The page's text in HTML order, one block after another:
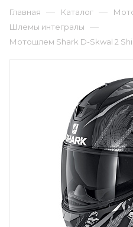
Главная — Каталог —
Шлемы интегралы —
Мотошлем Shark D-Skwal 2